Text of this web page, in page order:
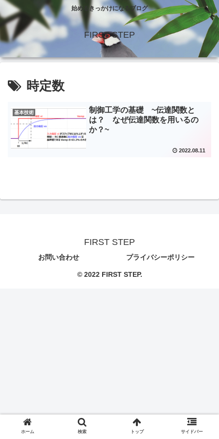
始めるきっかけになるブログ
FIRST STEP
時定数
基本技術
制御工学の基礎 ~伝達関数と
は？ なぜ伝達関数を用いるの
か？~
2022.08.11
FIRST STEP
お問い合わせ プライバシーポリシー
© 2022 FIRST STEP.
ホーム 検索 トップ サイドバー